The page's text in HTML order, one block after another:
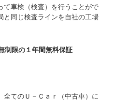
は12ヶ月点検整備付
なサービスエンジニアが信頼技術で
てお乗り頂けます。
て車検（検査）を行うことがで
と同じ検査ラインを自社の工場
制限の１年間無料保証
全てのＵ－Ｃａｒ（中古車）に